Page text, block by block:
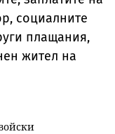
социалните
плащания,
жител на